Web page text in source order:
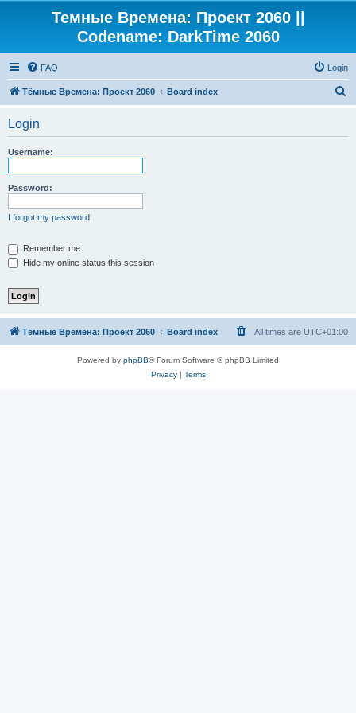
Темные Времена: Проект 2060 ||
Codename: DarkTime 2060
FAQ Login
Тёмные Времена: Проект 2060 Board index
Login
Username:
Password:
I forgot my password
Remember me
Hide my online status this session
Тёмные Времена: Проект 2060 Board index All times are UTC+01:00
Powered by phpBB® Forum Software © phpBB Limited
Privacy| Terms